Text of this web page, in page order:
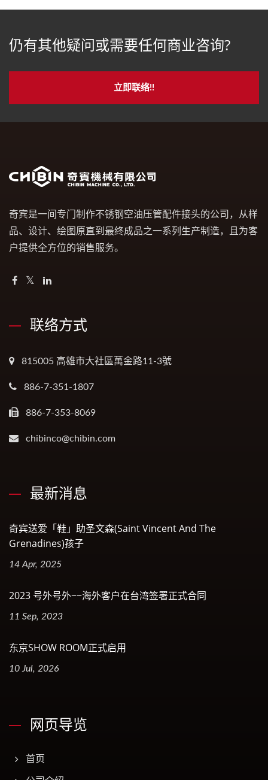
仍有其他疑问或需要任何商业咨询?
立即联络!!
奇宾是一间专门制作不锈钢空油压管配件接头的公司，从样
品、设计、绘图原直到最终成品之一系列生产制造，且为客
户提供全方位的销售服务。
联络方式
815005 高雄市大社區萬金路11-3號
886-7-351-1807
886-7-353-8069
chibinco@chibin.com
最新消息
奇宾送爱「鞋」助圣文森(Saint Vincent And The
Grenadines)孩子
14 Apr, 2025
2023 号外号外~~海外客户在台湾签署正式合同
11 Sep, 2023
东京SHOW ROOM正式启用
10 Jul, 2026
网页导览
首页